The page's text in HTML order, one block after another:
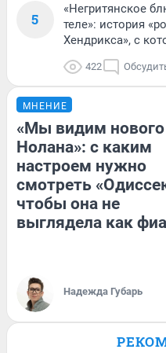
5
«Негритянское
теле»: история
Хендрикса», с
422
МНЕНИЕ
«Мы видим нового
Нолана»: с каким
настроем нужно
смотреть
чтобы она не
выглядела как
Надежда Губарь